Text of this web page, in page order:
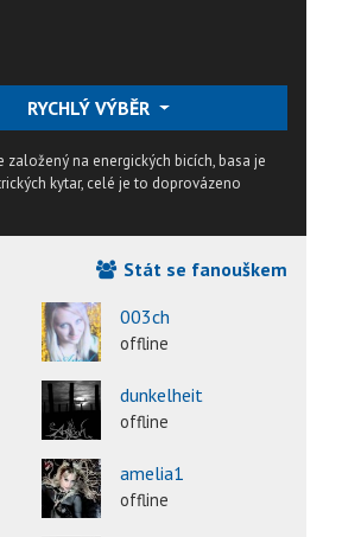
RYCHLÝ VÝBĚR
založený na energických bicích, basa je
kytar, celé je to doprovázeno
Stát se fanouškem
003ch
offline
dunkelheit
offline
amelia1
offline